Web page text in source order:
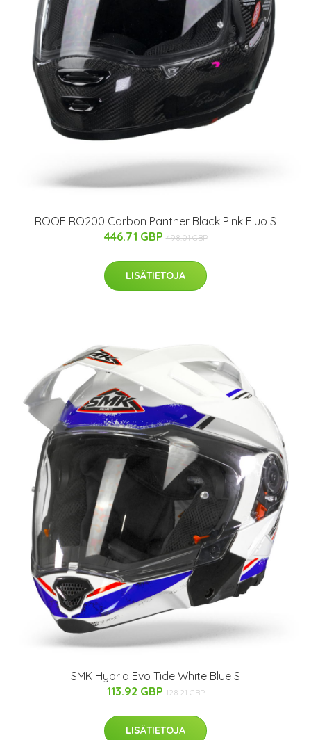
ROOF RO200 Carbon Panther Black Pink Fluo S
446.71 GBP 498.01 GBP
LISÄTIETOJA
SMK Hybrid Evo Tide White Blue S
113.92 GBP 128.21 GBP
LISÄTIETOJA